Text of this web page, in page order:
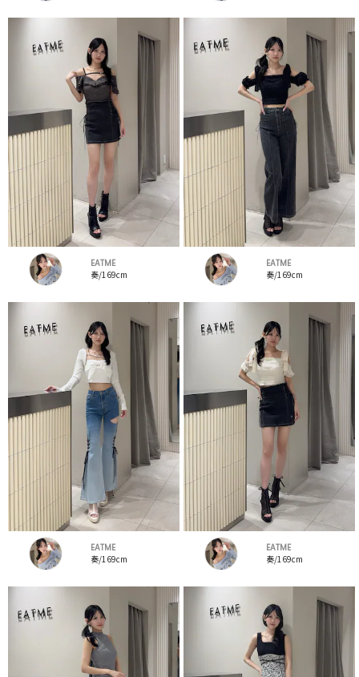
EATME
奏/169cm
EATME
奏/169cm
EATME
奏/169cm
EATME
奏/169cm